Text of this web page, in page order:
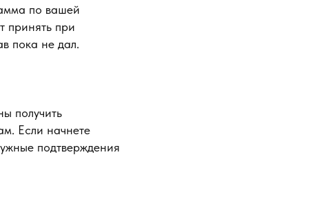
по вашей
принять при
пока не дал.
получить
Если начнете
подтверждения